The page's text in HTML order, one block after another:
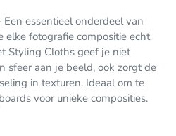
Een essentieel onderdeel van
fotografie compositie echt
Styling Cloths geef je niet
sfeer aan je beeld, ook zorgt de
in texturen. Ideaal om te
voor unieke composities.